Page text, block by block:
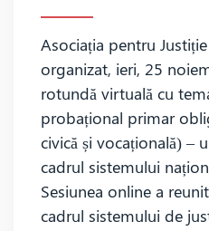
Asociația pentru
organizat, ieri, 25
rotundă virtuală cu
probațional primar
civică și vocațională) –
cadrul sistemului
Sesiunea online a
cadrul sistemului de